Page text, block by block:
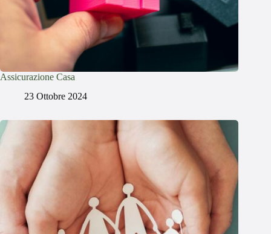
Assicurazione Casa
23 Ottobre 2024